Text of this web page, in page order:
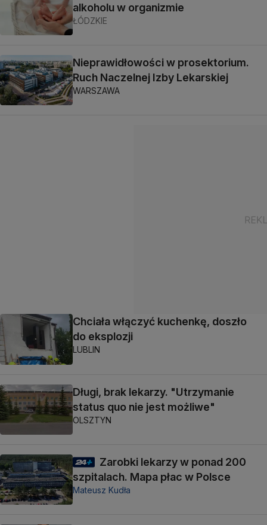
alkoholu w organizmie
ŁÓDZKIE
Nieprawidłowości w prosektorium.
Ruch Naczelnej Izby Lekarskiej
WARSZAWA
Chciała włączyć kuchenkę, doszło
do eksplozji
LUBLIN
Długi, brak lekarzy. "Utrzymanie
status quo nie jest możliwe"
OLSZTYN
Zarobki lekarzy w ponad 200
szpitalach. Mapa płac w Polsce
Mateusz Kudła